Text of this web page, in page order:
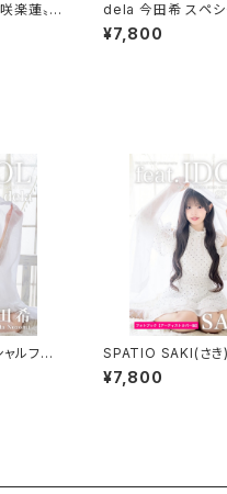
楽蓮〟ス
公式フ
dela 今田希 スペシ
ブック＆公式プロモ
ック
¥7,800
フォト
ションブ
SPATIO SAKI(さき)
ルフォトブック
¥7,800